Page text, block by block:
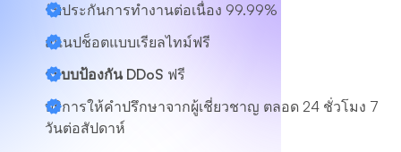
รับประกันการทำงานต่อเนื่อง 99.99%
สแนปช็อตแบบเรียลไทม์ฟรี
ระบบป้องกัน DDoS ฟรี
บริการให้คำปรึกษาจากผู้เชี่ยวชาญ ตลอด 24 ชั่วโมง 7
วันต่อสัปดาห์